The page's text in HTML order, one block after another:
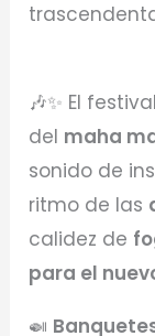
🎶✨ El
del maha
sonido de
ritmo de las
calidez de
para el
🍛